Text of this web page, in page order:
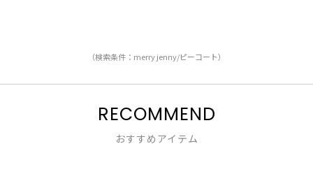
（検索条件：merry jenny/ピーコート）
RECOMMEND
おすすめアイテム